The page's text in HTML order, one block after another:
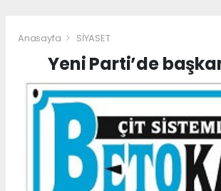
Anasayfa SİYASET
Yeni Parti’de